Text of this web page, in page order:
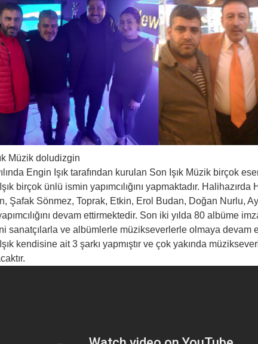
Müzik doludizgin
Engin Işık tarafından kurulan Son Işık Müzik birçok
birçok ünlü ismin yapımcılığını yapmaktadır. Halihazırda
Şafak Sönmez, Toprak, Etkin, Erol Budan, Doğan Nurlu,
devam ettirmektedir. Son iki yılda 80 albüme
sanatçılarla ve albümlerle müzikseverlerle olmaya devam
kendisine ait 3 şarkı yapmıştır ve çok yakında